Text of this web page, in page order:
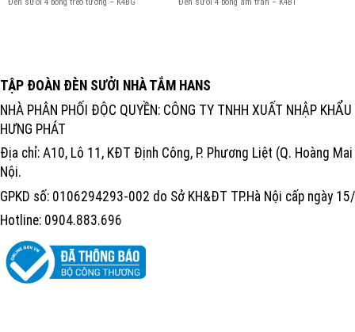
TẬP ĐOÀN ĐÈN SƯỞI NHÀ TẮM HANS
NHÀ PHÂN PHỐI ĐỘC QUYỀN: CÔNG TY TNHH XUẤT NHẬP
HƯNG PHÁT
Địa chỉ: A10, Lô 11, KĐT Định Công, P. Phương Liệt (Q. Hoàng Mai
Nội.
GPKD số: 0106294293-002 do Sở KH&ĐT TP.Hà Nội cấp ngày
Hotline: 0904.883.696